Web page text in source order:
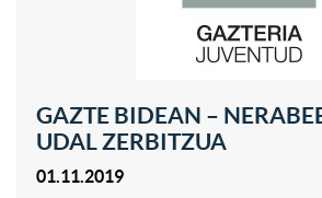
GAZTE BIDEAN –
UDAL ZERBITZUA
01.11.2019